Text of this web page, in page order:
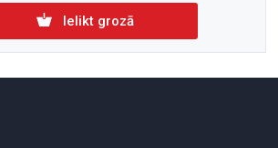
Ielikt grozā